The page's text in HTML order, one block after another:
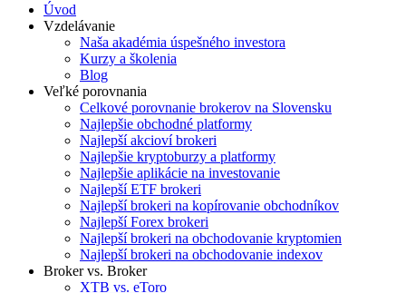
Úvod
Vzdelávanie
Naša akadémia úspešného investora
Kurzy a školenia
Blog
Veľké porovnania
Celkové porovnanie brokerov na Slovensku
Najlepšie obchodné platformy
Najlepší akcioví brokeri
Najlepšie kryptoburzy a platformy
Najlepšie aplikácie na investovanie
Najlepší ETF brokeri
Najlepší brokeri na kopírovanie obchodníkov
Najlepší Forex brokeri
Najlepší brokeri na obchodovanie kryptomien
Najlepší brokeri na obchodovanie indexov
Broker vs. Broker
XTB vs. eToro